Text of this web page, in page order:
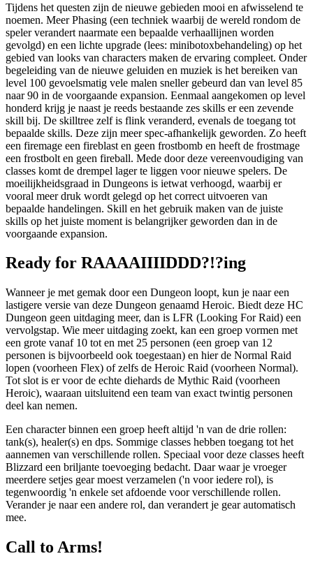
Tijdens het questen zijn de nieuwe gebieden mooi en afwisselend te
noemen. Meer Phasing (een techniek waarbij de wereld rondom de
speler verandert naarmate een bepaalde verhaallijnen worden
gevolgd) en een lichte upgrade (lees: minibotoxbehandeling) op het
gebied van looks van characters maken de ervaring compleet. Onder
begeleiding van de nieuwe geluiden en muziek is het bereiken van
level 100 gevoelsmatig vele malen sneller gebeurd dan van level 85
naar 90 in de voorgaande expansion. Eenmaal aangekomen op level
honderd krijg je naast je reeds bestaande zes skills er een zevende
skill bij. De skilltree zelf is flink veranderd, evenals de toegang tot
bepaalde skills. Deze zijn meer spec-afhankelijk geworden. Zo heeft
een firemage een fireblast en geen frostbomb en heeft de frostmage
een frostbolt en geen fireball. Mede door deze vereenvoudiging van
classes komt de drempel lager te liggen voor nieuwe spelers. De
moeilijkheidsgraad in Dungeons is ietwat verhoogd, waarbij er
vooral meer druk wordt gelegd op het correct uitvoeren van
bepaalde handelingen. Skill en het gebruik maken van de juiste
skills op het juiste moment is belangrijker geworden dan in de
voorgaande expansion.
Ready for RAAAAIIIIDDD?!?ing
Wanneer je met gemak door een Dungeon loopt, kun je naar een
lastigere versie van deze Dungeon genaamd Heroic. Biedt deze HC
Dungeon geen uitdaging meer, dan is LFR (Looking For Raid) een
vervolgstap. Wie meer uitdaging zoekt, kan een groep vormen met
een grote vanaf 10 tot en met 25 personen (een groep van 12
personen is bijvoorbeeld ook toegestaan) en hier de Normal Raid
lopen (voorheen Flex) of zelfs de Heroic Raid (voorheen Normal).
Tot slot is er voor de echte diehards de Mythic Raid (voorheen
Heroic), waaraan uitsluitend een team van exact twintig personen
deel kan nemen.
Een character binnen een groep heeft altijd 'n van de drie rollen:
tank(s), healer(s) en dps. Sommige classes hebben toegang tot het
aannemen van verschillende rollen. Speciaal voor deze classes heeft
Blizzard een briljante toevoeging bedacht. Daar waar je vroeger
meerdere setjes gear moest verzamelen ('n voor iedere rol), is
tegenwoordig 'n enkele set afdoende voor verschillende rollen.
Verander je naar een andere rol, dan verandert je gear automatisch
mee.
Call to Arms!